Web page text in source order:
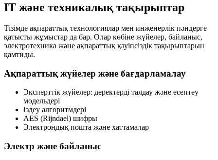
IT және техникалық тақырыптар
Тізімде ақпараттық технологиялар мен инженерлік пәндерге
қатысты жұмыстар да бар. Олар көбіне жүйелер, байланыс,
электротехника және ақпараттық қауіпсіздік тақырыптарын
қамтиды.
Ақпараттық жүйелер және бағдарламалау
Эксперттік жүйелер: деректерді талдау және есептеу
модельдері
Іздеу алгоритмдері
AES (Rijndael) шифры
Электрондық пошта және хаттамалар
Электр және байланыс